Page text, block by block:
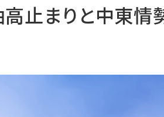
談 ログイン
止まりと中東情